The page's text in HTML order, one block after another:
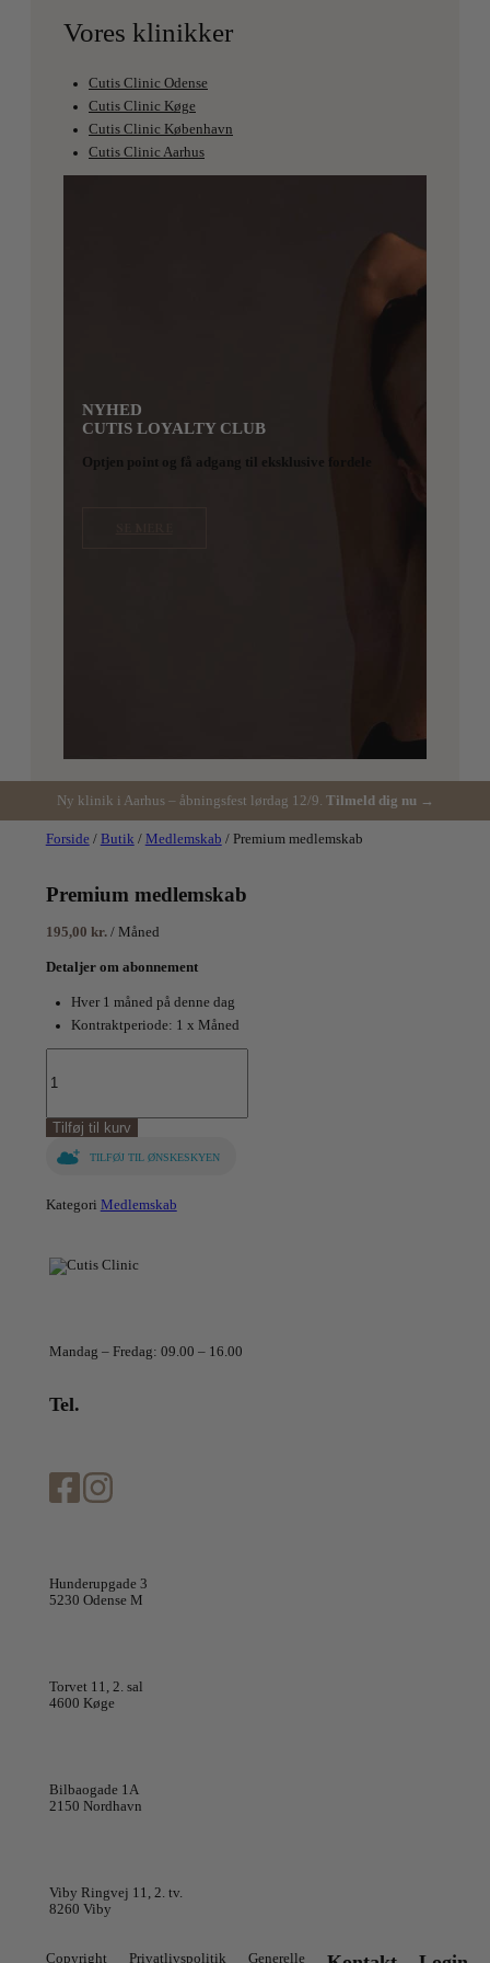
Vores klinikker
Cutis Clinic Odense
Cutis Clinic Køge
Cutis Clinic København
Cutis Clinic Aarhus
NYHED
CUTIS LOYALTY CLUB
Optjen point og få adgang til eksklusive fordele
Ny klinik i Aarhus – åbningsfest lørdag 12/9. Tilmeld dig nu →
Forside / Butik / Medlemskab / Premium medlemskab
Premium medlemskab
195,00 kr./ Måned
Detaljer om abonnement
Hver 1 måned på denne dag
Kontraktperiode: 1 x Måned
Premium
antal
Tilføj til kurv
TILFØJ TIL ØNSKESKYEN
Kategori Medlemskab
Mandag – Fredag: 09.00 – 16.00
Tel.
Hunderupgade 3
5230 Odense M
Torvet 11, 2. sal
4600 Køge
Bilbaogade 1A
2150 Nordhavn
Viby Ringvej 11, 2. tv.
8260 Viby
Copyright Privatlivspolitik Generelle